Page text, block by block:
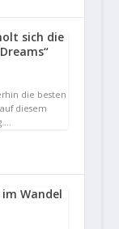
sich die
die besten
diesem
Wandel